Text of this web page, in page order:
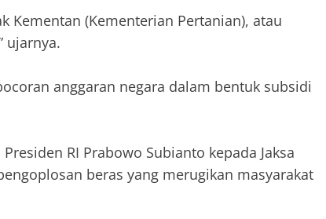
Kementan (Kementerian Pertanian), atau
ujarnya.
anggaran negara dalam bentuk subsidi
RI Prabowo Subianto kepada Jaksa
beras yang merugikan masyarakat